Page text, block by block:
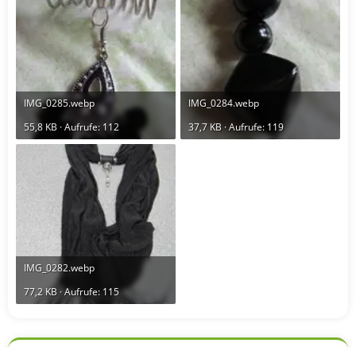
IMG_0285.webp
55,8 KB · Aufrufe: 112
IMG_0284.webp
37,7 KB · Aufrufe: 119
IMG_0282.webp
77,2 KB · Aufrufe: 115